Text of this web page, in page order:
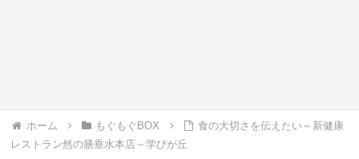
ホーム もぐもぐBOX
食の大切さを伝えたい～新健康
レストラン然の膳垂水本店～学びが丘